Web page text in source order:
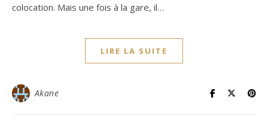
colocation. Mais une fois à la gare, il…
LIRE LA SUITE
Akane